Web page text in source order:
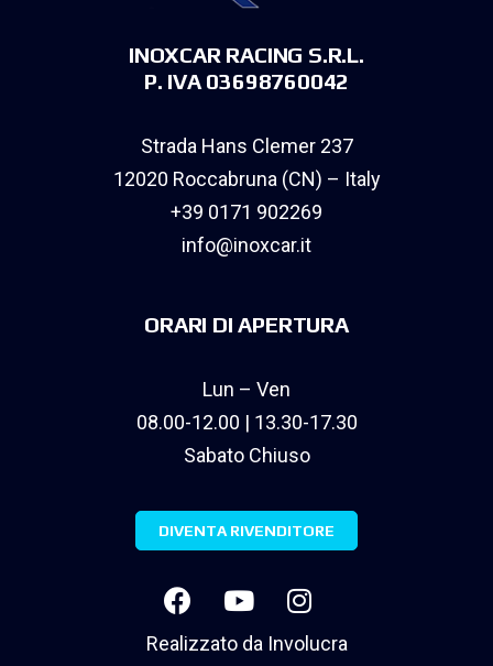
INOXCAR RACING S.R.L.
P. IVA 03698760042
Strada Hans Clemer 237
12020 Roccabruna (CN) – Italy
+39 0171 902269
info@inoxcar.it
ORARI DI APERTURA
Lun – Ven
08.00-12.00 | 13.30-17.30
Sabato Chiuso
DIVENTA RIVENDITORE
Realizzato da Involucra